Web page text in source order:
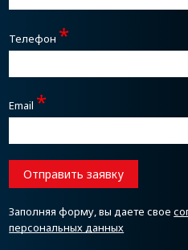
Телефон *
Email *
Отправить заявку
Заполняя форму, вы даете свое
персональных данных